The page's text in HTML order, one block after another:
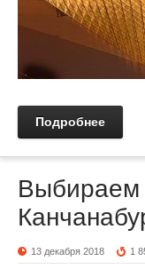
Подробнее
Выбираем
13 декабря 2018 1